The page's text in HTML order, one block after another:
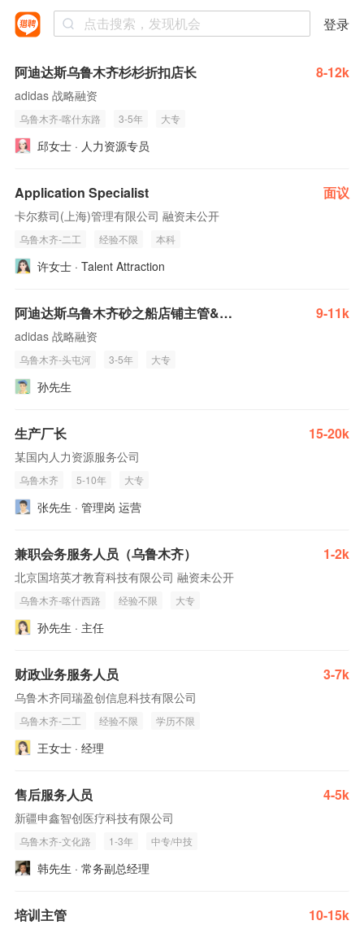
登录
阿迪达斯乌鲁木齐杉杉折扣店长 8-12k
adidas 战略融资
乌鲁木齐-喀什东路 3-5年 大专
邱女士 · 人力资源专员
Application Specialist 面议
卡尔蔡司(上海)管理有限公司 融资未公开
乌鲁木齐-二工 经验不限 本科
许女士 · Talent Attraction
阿迪达斯乌鲁木齐砂之船店铺主管&副店 9-11k
adidas 战略融资
乌鲁木齐-头屯河 3-5年 大专
孙先生
生产厂长 15-20k
某国内人力资源服务公司
乌鲁木齐 5-10年 大专
张先生 · 管理岗 运营
兼职会务服务人员（乌鲁木齐） 1-2k
北京国培英才教育科技有限公司 融资未公开
乌鲁木齐-喀什西路 经验不限 大专
孙先生 · 主任
财政业务服务人员 3-7k
乌鲁木齐同瑞盈创信息科技有限公司
乌鲁木齐-二工 经验不限 学历不限
王女士 · 经理
售后服务人员 4-5k
新疆申鑫智创医疗科技有限公司
乌鲁木齐-文化路 1-3年 中专/中技
韩先生 · 常务副总经理
培训主管 10-15k